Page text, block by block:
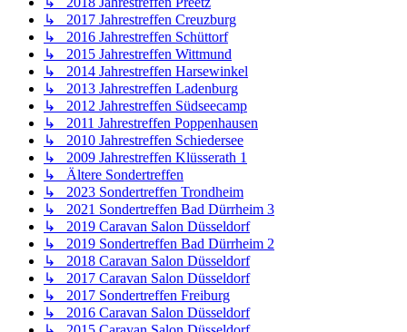
↳ 2017 Jahrestreffen Creuzburg
↳ 2016 Jahrestreffen Schüttorf
↳ 2015 Jahrestreffen Wittmund
↳ 2014 Jahrestreffen Harsewinkel
↳ 2013 Jahrestreffen Ladenburg
↳ 2012 Jahrestreffen Südseecamp
↳ 2011 Jahrestreffen Poppenhausen
↳ 2010 Jahrestreffen Schiedersee
↳ 2009 Jahrestreffen Klüsserath 1
↳ Ältere Sondertreffen
↳ 2023 Sondertreffen Trondheim
↳ 2021 Sondertreffen Bad Dürrheim 3
↳ 2019 Caravan Salon Düsseldorf
↳ 2019 Sondertreffen Bad Dürrheim 2
↳ 2018 Caravan Salon Düsseldorf
↳ 2017 Caravan Salon Düsseldorf
↳ 2017 Sondertreffen Freiburg
↳ 2016 Caravan Salon Düsseldorf